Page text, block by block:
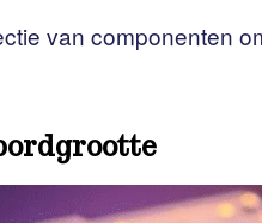
van componenten